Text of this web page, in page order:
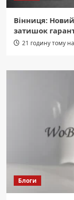
Вінниця:
затишок
21 годину тому
Блоги